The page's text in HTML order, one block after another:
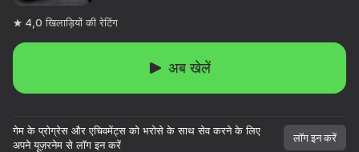
4,0 खिलाड़ियों की रेटिंग
अब खेलें
गेम के प्रोग्रेस और एचिवमेंट्स को भरोसे के साथ सेव करने के लिए
अपने यूज़रनेम से लॉग इन करें
लॉग इन करें